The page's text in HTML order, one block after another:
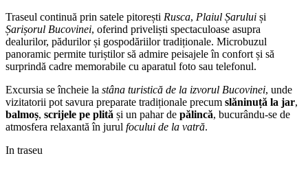
Traseul continuă prin satele pitorești Rusca, Plaiul Șarului și
Șarișorul Bucovinei, oferind priveliști spectaculoase asupra
dealurilor, pădurilor și gospodăriilor tradiționale. Microbuzul
panoramic permite turiștilor să admire peisajele în confort și să
surprindă cadre memorabile cu aparatul foto sau telefonul.
Excursia se încheie la stâna turistică de la izvorul Bucovinei, unde
vizitatorii pot savura preparate tradiționale precum slăninuță la jar,
balmoș, scrijele pe plită și un pahar de pălincă, bucurându-se de
atmosfera relaxantă în jurul focului de la vatră.
In traseu